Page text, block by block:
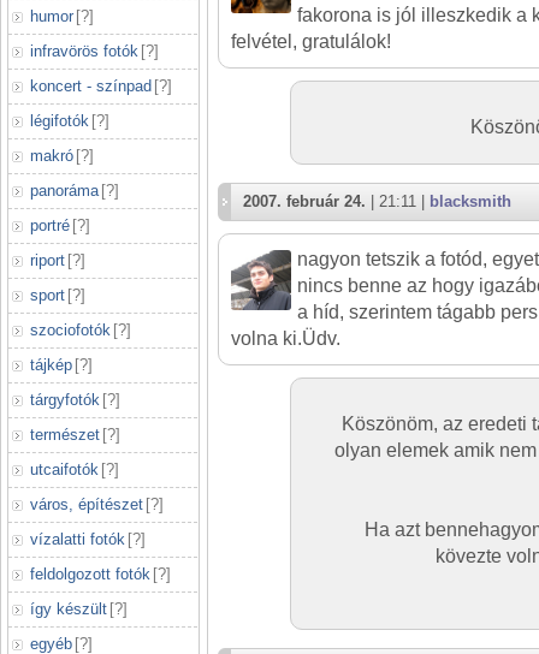
humor [?]
infravörös fotók [?]
koncert - színpad [?]
légifotók [?]
makró [?]
panoráma [?]
portré [?]
riport [?]
sport [?]
szociofotók [?]
tájkép [?]
tárgyfotók [?]
természet [?]
utcaifotók [?]
város, építészet [?]
vízalatti fotók [?]
feldolgozott fotók [?]
így készült [?]
egyéb [?]
fakorona is jól illeszkedik a
felvétel, gratulálok!
2007. február 24. | 21:11 | blacksmith
nagyon tetszik a fotód,
nincs benne az hogy
a híd, szerintem tágabb
volna ki.Üdv.
Köszönöm, az eredeti
olyan elemek amik
Ha azt
kövezte